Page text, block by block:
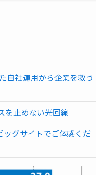
自社運用から企業を救う
を止めない光回線
ッグサイトでご体感くだ